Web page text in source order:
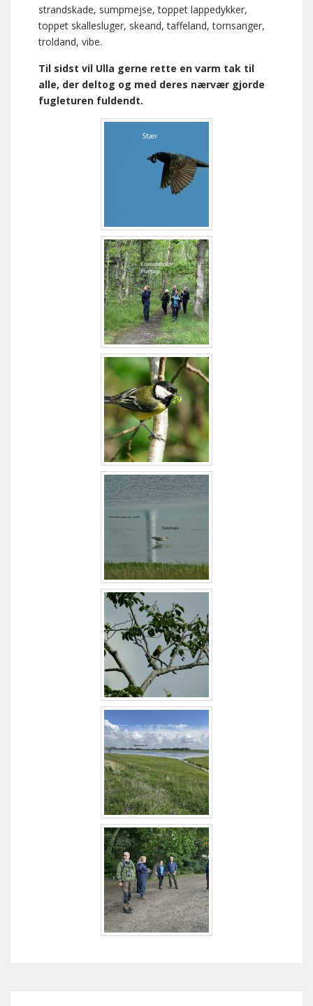
strandskade, sumpmejse, toppet lappedykker,
toppet skallesluger, skeand, taffeland, tornsanger,
troldand, vibe.
Til sidst vil Ulla gerne rette en varm tak til
alle, der deltog og med deres nærvær gjorde
fugleturen fuldendt.